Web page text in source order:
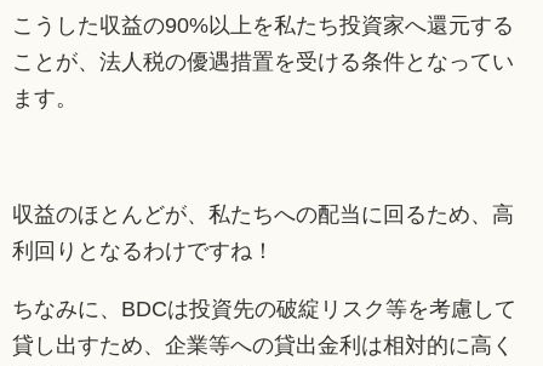
こうした収益の90%以上を私たち投資家へ還元する
ことが、法人税の優遇措置を受ける条件となってい
ます。
収益のほとんどが、私たちへの配当に回るため、高
利回りとなるわけですね！
ちなみに、BDCは投資先の破綻リスク等を考慮して
貸し出すため、企業等への貸出金利は相対的に高く